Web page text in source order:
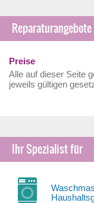
Reparaturangebote
Preise
Alle auf dieser Seite
jeweils gültigen
Ihr Spezialist für